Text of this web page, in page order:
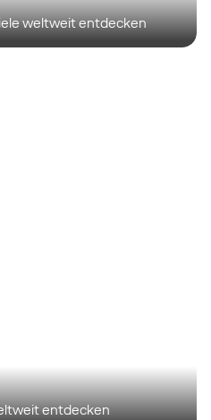
weltweit entdecken
entdecken